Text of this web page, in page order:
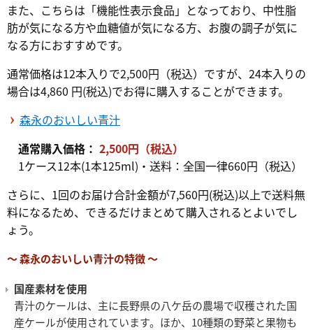
また、こちらは「機能性表示食品」となっており、中性脂
肪が気になる方や血糖値が気になる方、お腹の調子が気に
なる方におすすめです。
通常価格は12本入りで2,500円（税込）ですが、24本入りの
場合は4,860 円(税込)でお得に購入することができます。
森永のおいしい青汁
通常購入価格： 2,500円（税込）
1ケース12本(1本125ml)・送料：全国一律660円（税込）
さらに、1回のお届け合計金額が7,560円(税込)以上で送料無
料になるため、できるだけまとめて購入されるとよいでし
ょう。
～ 森永のおいしい青汁の特徴 ～
国産素材を使用
青汁のケールは、主に長野県の八ケ岳の農場で収穫された国
産ケールが使用されています。ほか、10種類の野菜と果物も